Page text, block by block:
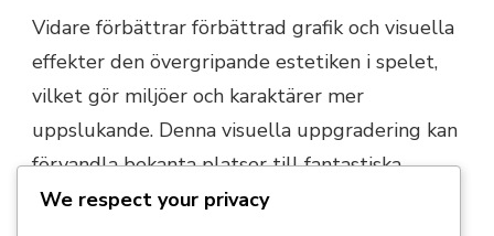
Vidare förbättrar förbättrad grafik och visuella
effekter den övergripande estetiken i spelet,
vilket gör miljöer och karaktärer mer
uppslukande. Denna visuella uppgradering kan
förvandla bekanta platser till fantastiska
landskap, vilket förstärker den känslomässiga
We respect your privacy